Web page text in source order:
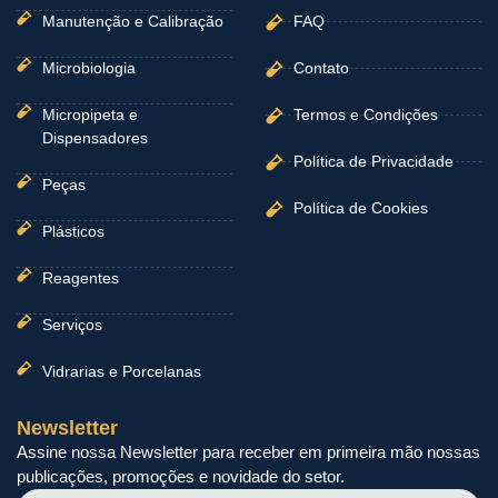
Manutenção e Calibração
Microbiologia
Micropipeta e
Dispensadores
Peças
Plásticos
Reagentes
Serviços
Vidrarias e Porcelanas
FAQ
Contato
Termos e Condições
Política de Privacidade
Política de Cookies
Newsletter
Assine nossa Newsletter para receber em primeira mão nossas
publicações, promoções e novidade do setor.